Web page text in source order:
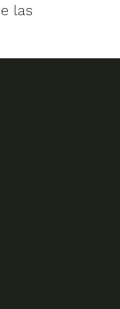
las